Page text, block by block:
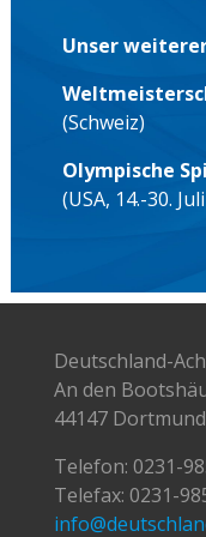
Unser
(Schweiz)
Olympische
(USA, 14.-30.
Deutschland-
An den
44147 Dortmund
Telefon: 0231-
Telefax: 0231-